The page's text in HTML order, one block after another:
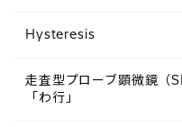
Hysteresis
走査型プローブ顕微鏡（
「わ行」